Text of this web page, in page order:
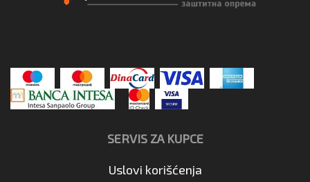
SERVIS ZA KUPCE
Uslovi korišćenja